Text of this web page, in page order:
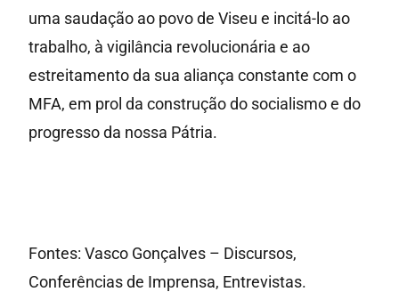
uma saudação ao povo de Viseu e incitá-lo ao
trabalho, à vigilância revolucionária e ao
estreitamento da sua aliança constante com o
MFA, em prol da construção do socialismo e do
progresso da nossa Pátria.
Fontes: Vasco Gonçalves – Discursos,
Conferências de Imprensa, Entrevistas.